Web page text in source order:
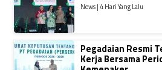
News | 4 Hari Yang Lalu
Pegadaian Resmi
Kerja Bersama